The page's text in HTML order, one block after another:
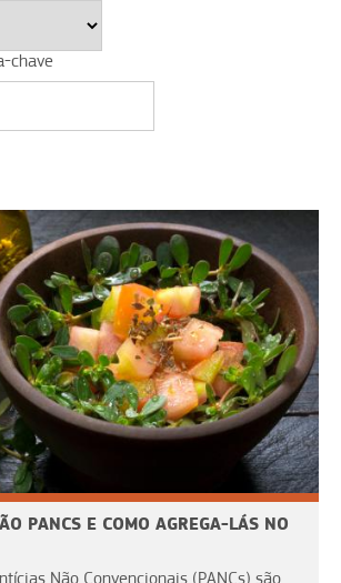
chave
PANCS E COMO AGREGA-LÁS NO
Não Convencionais (PANCs) são